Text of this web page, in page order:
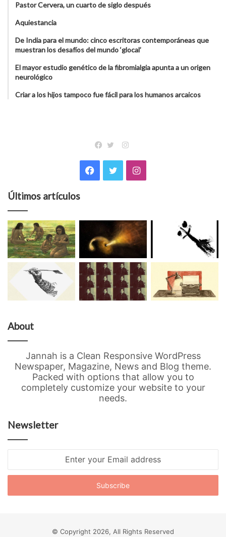
Pastor Cervera, un cuarto de siglo después
Aquiestancia
De India para el mundo: cinco escritoras contemporáneas que
muestran los desafíos del mundo ‘glocal’
El mayor estudio genético de la fibromialgia apunta a un origen
neurológico
Criar a los hijos tampoco fue fácil para los humanos arcaicos
Instagram
Facebook
TwitterInstagram
Últimos artículos
About
Jannah is a Clean Responsive WordPress
Newspaper, Magazine, News and Blog theme.
Packed with options that allow you to
completely customize your website to your
needs.
Newsletter
Email
© Copyright 2026, All Rights Reserved